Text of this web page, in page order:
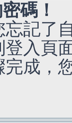
碼！
記了
登入頁
成，